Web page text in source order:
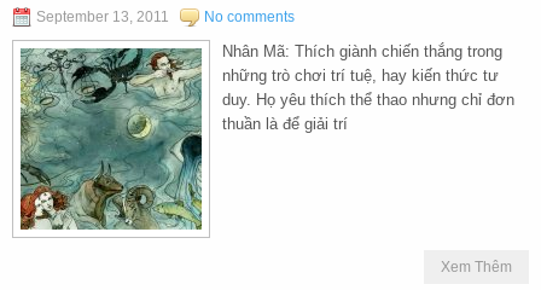
September 13, 2011 No comments
Nhân Mã: Thích giành chiến thắng trong
những trò chơi trí tuệ, hay kiến thức tư
duy. Họ yêu thích thể thao nhưng chỉ đơn
thuần là để giải trí
Xem Thêm